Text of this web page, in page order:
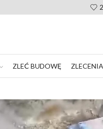
ZLEĆ BUDOWĘ